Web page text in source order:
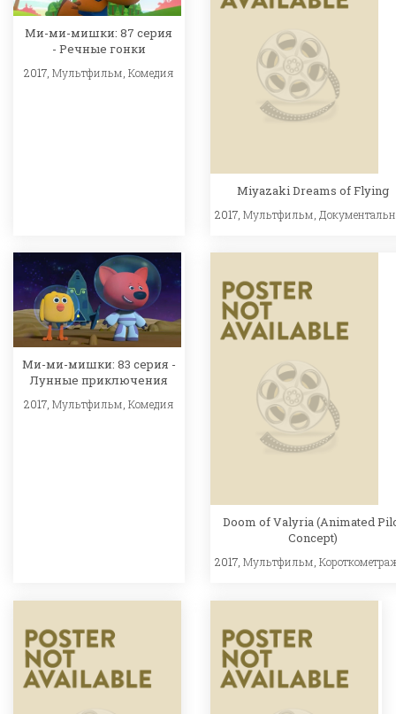
Ми-ми-мишки: 87 серия
- Речные гонки
2017, Мультфильм Комедия
Miyazaki Dreams of Flying
2017,Мультфильм
Ми-ми-мишки: 83 серия -
Лунные приключения
2017, Мультфильм, Комедия
Doom of Valyria (Animated
Concept)
2017,Мультфильм,